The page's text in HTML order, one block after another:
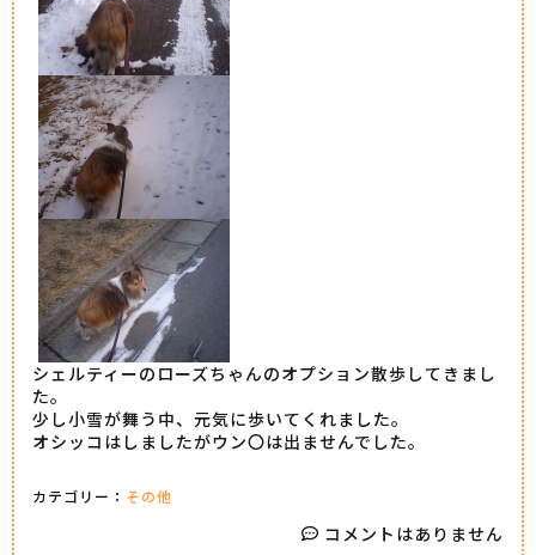
シェルティーのローズちゃんのオプション散歩してきまし
た。
少し小雪が舞う中、元気に歩いてくれました。
オシッコはしましたがウン〇は出ませんでした。
カテゴリー： その他
コメントはありません